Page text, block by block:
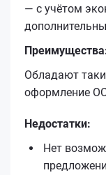
— с учётом
Обладают
оформление
Недостатки:
Нет